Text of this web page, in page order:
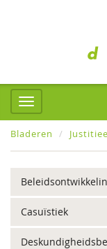
Bladeren
Casuïstiek